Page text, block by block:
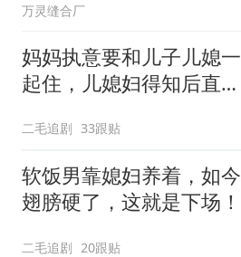
万灵缝合厂
妈妈执意要和儿子儿媳一
起住，儿媳妇得知后直接
二毛追剧 33跟贴
软饭男靠媳妇养着，如今
翅膀硬了，这就是下场！
二毛追剧 20跟贴